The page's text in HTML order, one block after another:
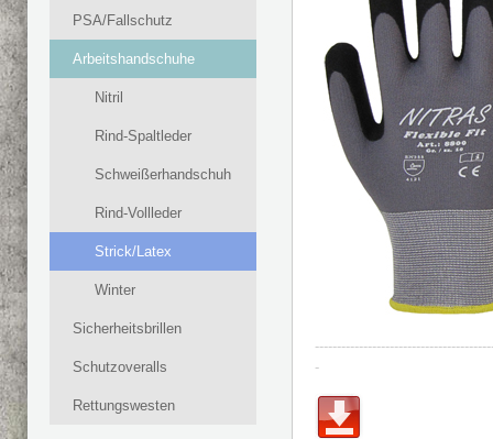
PSA/Fallschutz
Arbeitshandschuhe
Nitril
Rind-Spaltleder
Schweißerhandschuh
Rind-Vollleder
Strick/Latex
Winter
Sicherheitsbrillen
Schutzoveralls
Rettungswesten
-